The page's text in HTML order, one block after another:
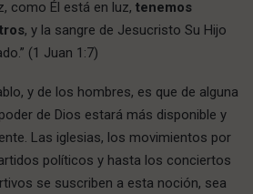
como Él está en luz, tenemos
, y la sangre de Jesucristo Su Hijo
(1 Juan 1:7)
y de los hombres, es que de alguna
de Dios estará más disponible y
Las iglesias, los movimientos por
políticos y hasta los conciertos
se suscriben a esta noción, sea